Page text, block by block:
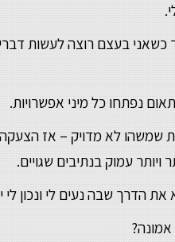
כשאני בעצם רוצה לעשות
נפתחו כל מיני אפשרויות.
שמשהו לא מדויק – אז
עמוק בנתיבים שגויים.
הדרך שבה נעים לי ונכון